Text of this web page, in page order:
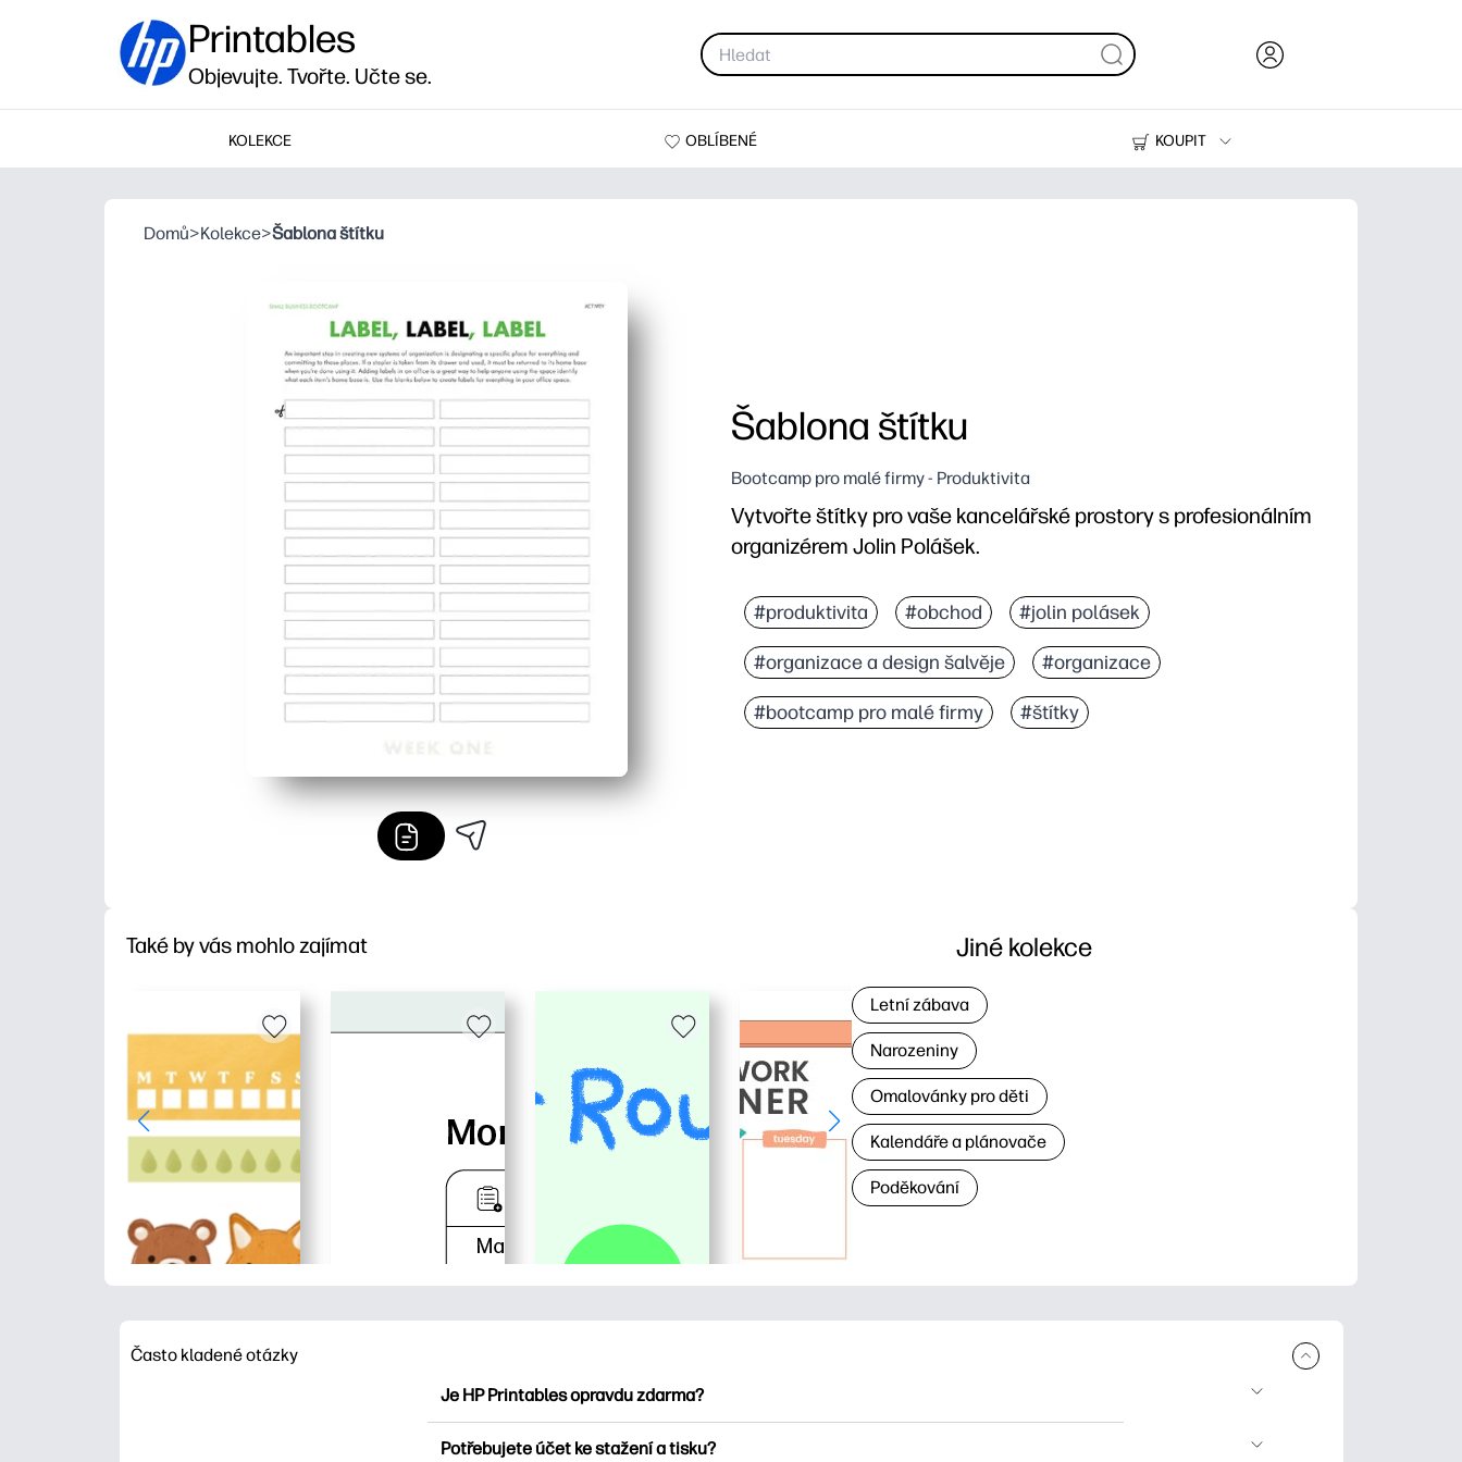
Printables
Objevujte. Tvořte. Učte se.
KOLEKCE OBLÍBENÉ
KOUPIT
Tiskárny
Domů>Kolekce>Šablona štítku
Šablona štítku
Bootcamp pro malé firmy - Produktivita
Vytvořte štítky pro vaše kancelářské prostory s profesionálním
organizérem Jolin Polášek.
#produktivita #obchod #jolin polásek
#organizace a design šalvěje #organizace
#bootcamp pro malé firmy #štítky
Také by vás mohlo zajímat Jiné kolekce
Letní zábava
Narozeniny
Omalovánky pro děti
Kalendáře a plánovače
Poděkování
Často kladené otázky
Je HP Printables opravdu zdarma?
Potřebujete účet ke stažení a tisku?